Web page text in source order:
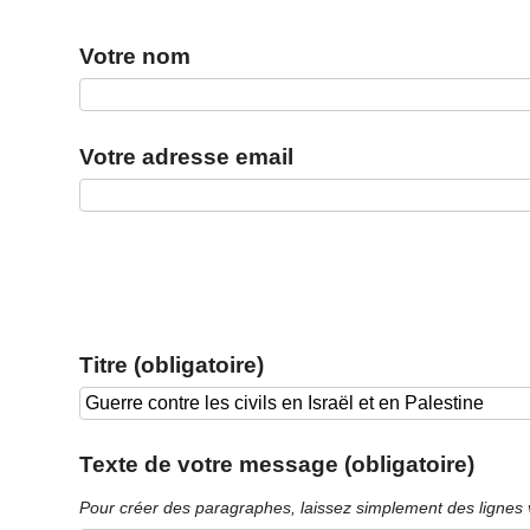
Votre nom
Votre adresse email
Titre (obligatoire)
Texte de votre message (obligatoire)
Pour créer des paragraphes, laissez simplement des lignes